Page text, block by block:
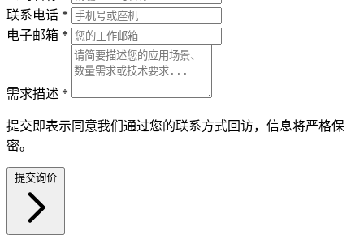
联系电话 *
电子邮箱 *
需求描述 *
提交即表示同意我们通过您的联系方式回访，信息将严格保
密。
提交询价